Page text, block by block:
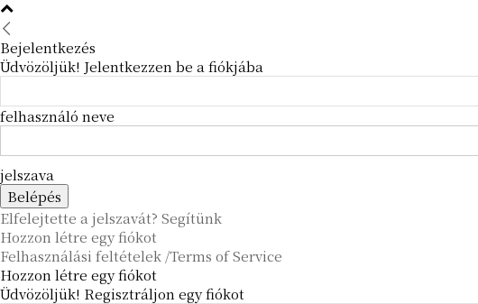
Bejelentkezés
Üdvözöljük! Jelentkezzen be a fiókjába
felhasználó neve
jelszava
Elfelejtette a jelszavát? Segítünk
Hozzon létre egy fiókot
Felhasználási feltételek /Terms of Service
Hozzon létre egy fiókot
Üdvözöljük! Regisztráljon egy fiókot